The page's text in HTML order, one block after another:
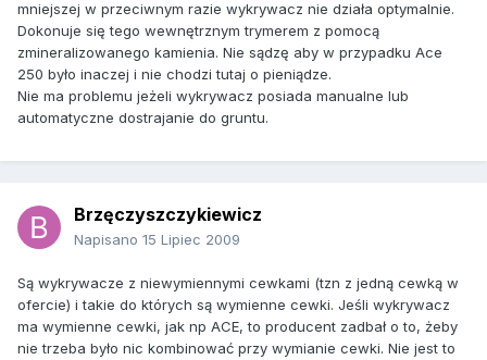
mniejszej w przeciwnym razie wykrywacz nie działa optymalnie.
Dokonuje się tego wewnętrznym trymerem z pomocą
zmineralizowanego kamienia. Nie sądzę aby w przypadku Ace
250 było inaczej i nie chodzi tutaj o pieniądze.
Nie ma problemu jeżeli wykrywacz posiada manualne lub
automatyczne dostrajanie do gruntu.
Brzęczyszczykiewicz
Napisano 15 Lipiec 2009
Są wykrywacze z niewymiennymi cewkami (tzn z jedną cewką w
ofercie) i takie do których są wymienne cewki. Jeśli wykrywacz
ma wymienne cewki, jak np ACE, to producent zadbał o to, żeby
nie trzeba było nic kombinować przy wymianie cewki. Nie jest to